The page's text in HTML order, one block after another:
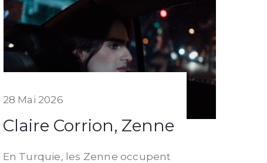
28 Mai 2026
Claire Corrion, Zenne
En Turquie, les Zenne occupent